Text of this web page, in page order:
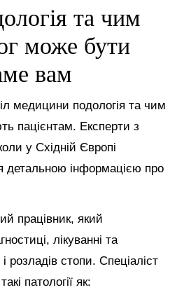
та чим
може бути
вам
медицини подологія та чим
пацієнтам. Експерти з
у Східній Європі
детальною інформацією про
працівник, який
лікуванні та
розладів стопи. Спеціаліст
патології як: